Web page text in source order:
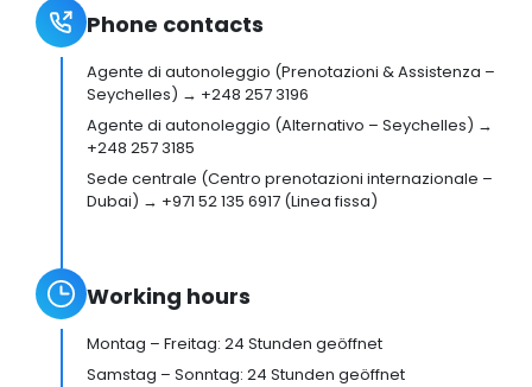
Phone contacts
Agente di autonoleggio (Prenotazioni & Assistenza –
Seychelles) → +248 257 3196
Agente di autonoleggio (Alternativo – Seychelles) →
+248 257 3185
Sede centrale (Centro prenotazioni internazionale –
Dubai) → +971 52 135 6917 (Linea fissa)
Working hours
Montag – Freitag: 24 Stunden geöffnet
Samstag – Sonntag: 24 Stunden geöffnet